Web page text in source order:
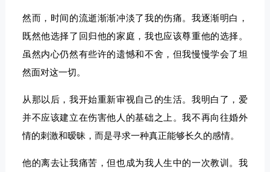
然而，时间的流逝渐渐冲淡了我的伤痛。我逐渐明白，
既然他选择了回归他的家庭，我也应该尊重他的选择。
虽然内心仍然有些许的遗憾和不舍，但我慢慢学会了坦
然面对这一切。
从那以后，我开始重新审视自己的生活。我明白了，爱
并不应该建立在伤害他人的基础之上。我不再向往婚外
情的刺激和暧昧，而是寻求一种真正能够长久的感情。
他的离去让我痛苦，但也成为我人生中的一次教训。我